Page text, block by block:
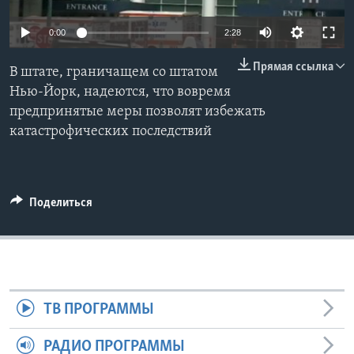
Learning English
СОЦИАЛЬНЫЕ СЕТИ
0:00 2:28
Прямая ссылка
В штате, граничащем со штатом
Нью-Йорк, надеются, что вовремя
предпринятые меры позволят избежать
катастрофических последствий
Поделиться
ТВ ПРОГРАММЫ
РАДИО ПРОГРАММЫ